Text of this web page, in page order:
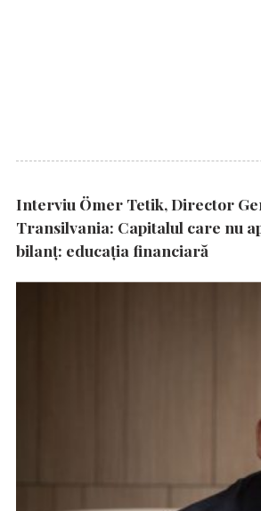
Interviu Ömer Tetik, Director
Transilvania: Capitalul care nu
bilanț: educația financiară